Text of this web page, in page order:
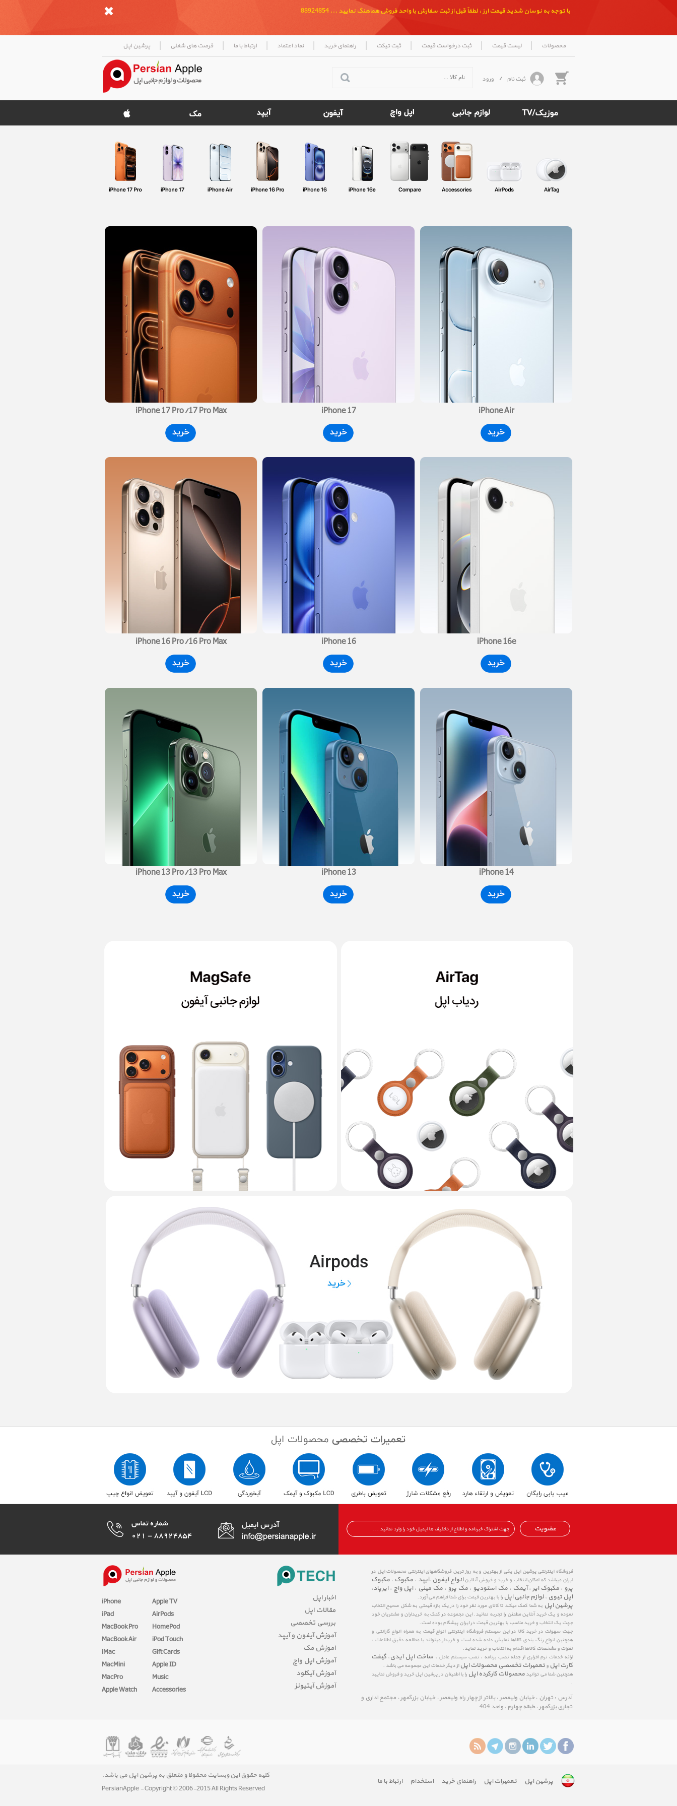
با توجه به نوسان شدید قیمت ارز ، لطفاً قبل از ثبت سفارش با واحد فروش هماهنگ نمایید ... 88924854
محصولات | لیست قیمت | ثبت درخواست قیمت | ثبت تیکت | راهنمای خرید | نماد اعتماد | ارتباط با ما | فرصت های شغلی | پرشین اپل
ثبت نام / ورود
iPhone Air
iPhone 17
iPhone 17 Pro/17 Pro Max
iPhone 16e
iPhone 16
iPhone 16 Pro/16 Pro Max
iPhone 14
iPhone 13
iPhone 13 Pro/13 Pro Max
عضویت
iPhone
iPad
MacBook Pro
MacBook Air
iMac
MacMini
MacPro
Apple Watch
Apple TV
AirPods
HomePod
iPod Touch
Gift Cards
Apple ID
Music
Accessories
اخبار اپل
مقالات اپل
بررسی تخصصی
آموزش آیفون و آیپد
آموزش مک
آموزش اپل واچ
آموزش آیکلود
آموزش آیتیونز
فروشگاه اینترنتی پرشین اپل یکی از بهترین و به روز ترین فروشگاههای اینترنتی محصولات اپل در
ایران میباشد که امکان انتخاب و خرید و فروش آنلاینانواع آیفون ،آیپد ، مکبوک ، مکبوک
پرو ، مکبوک ایر ، آیمک ، مک استودیو ، مک پرو ، مک مینی ، اپل واچ ، ایرپاد،
اپل تیوی ، لوازم جانبی اپل را با بهترین قیمت برای شما فراهم می آورد.
پرشین اپل به شما کمک میکند تا کالای مورد نظر خود را در یک بازه قیمتی به شکل صحیح انتخاب
نموده و یک خرید آنلاین مطمئن را تجربه نمائید. این مجموعه در کمک به خریداران و مشتریان خود
جهت یک انتخاب و خرید مناسب با بهترین قیمت در ایران پیشگام بوده است.
جهت سهولت در خرید کالا در این سیستم فروشگاه اینترنتی انواع قیمت به همراه انواع گارانتی و
همچنین انواع رنگ بندی کالاها نمایش داده شده است و خریدار میتواند با مطالعه دقیق اطلاعات ،
نظرات و مشخصات کالاها اقدام به انتخاب و خرید نماید.
ارائه خدمات نرم افزاری از جمله نصب برنامه ، نصب سیستم عامل ، ساخت اپل آیدی ، گیفت
کارت اپل و تعمیرات تخصصی محصولات اپل از دیگر خدمات این مجموعه می باشد .
همچنین شما می توانید محصولات کارکرده اپل را با اطمینان در پرشین اپل خرید و فروش نمایید
.
آدرس : تهران ، خیابان ولیعصر ، بالاتر از چهار راه ولیعصر ، خیابان بزرگمهر ، مجتمع اداری و
تجاری بزرگمهر ، طبقه چهارم ، واحد 404
پرشین اپل تعمیرات اپل راهنمای خرید استخدام ارتباط با ما
کلیه حقوق این وبسایت محفوظ و متعلق به پرشین اپل می باشد.
PersianApple - Copyright © 2006-2015 All Rights Reserved